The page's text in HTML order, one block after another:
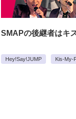
SMAPの後継者はキ
Hey!Say!JUMP Kis-My-